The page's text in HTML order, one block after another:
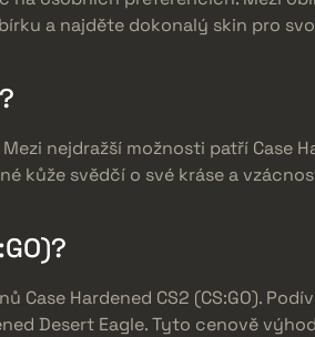
a najděte dokonalý skin pro
nejdražší možnosti patří Case
kůže svědčí o své kráse a
Hardened CS2 (CS:GO).
Desert Eagle. Tyto cenově